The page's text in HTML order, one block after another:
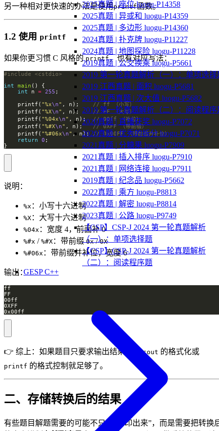
2025真题 | 座位 luogu-P14358
2025真题 | 异或和 luogu-P14359
2025真题 | 多边形 luogu-P14360
2024真题 | 扑克牌 luogu-P11227
2024真题 | 地图探险 luogu-P11228
2019真题 | 公交换乘 luogu-P5661
2019 第一轮真题解析（一）：单项选择
2019 江西真题 | 面积 luogu-P5681
2019 江西真题 | 次大值 luogu-P5682
2019 第一轮真题解析（二）：阅读程序
2020真题 | 直播获奖 luogu-P7072
2020真题 | 优秀的拆分 luogu-P7071
2021真题 | 分糖果 luogu-P7909
2021真题 | 插入排序 luogu-P7910
2021真题 | 网络连接 luogu-P7911
2019真题 | 纪念品 luogu-P5662
2022真题 | 乘方 luogu-P8813
2022真题 | 解密 luogu-P8814
2023真题 | 公路 luogu-P9749
【CSP】CSP-J 2024 第一轮真题解析
（一）：单项选择题
【CSP】CSP-J 2024 第一轮真题解析
（二）：阅读程序题
GESP C++
另一种相对更快速的办法是使用printf函数。
1.2 使用 printf
如果你更习惯 C 风格的 printf，也有对应写法：
#include
<cstdio>
int
main
int n = 255
    printf(
"%x\n" , n);
    printf(
"%X\n" , n);
    printf(
"%04x\n" , n);
    printf(
"%#X\n" , n);
    printf(
"%#06x\n" , n);
return
0
}
说明：
%x ：小写十六进制
%X ：大写十六进制
%04x ：宽度 4，前面补 0
%#x / %#X ：带前缀0x/0X
%#06x ：带前缀并补位，宽度 6
输出：
0x00ff
👉 综上：如果题目只要求输出结果，用cout 的格式化或
printf 的格式控制就足够了。
二、存储转换后的结果
有些题目解题需要的可能不只是“打印出来”，而是需要把转换